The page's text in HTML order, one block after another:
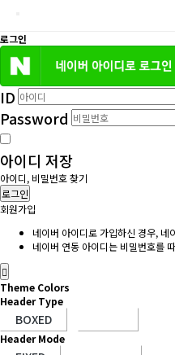
로그인
ID
Password
아이디 저장
아이디, 비밀번호 찾기
로그인
회원가입
네이버 아이디로 가입하신 경우, 네
네이버 연동 아이디는 비밀번호를
Theme Colors
Header Type
Header Mode